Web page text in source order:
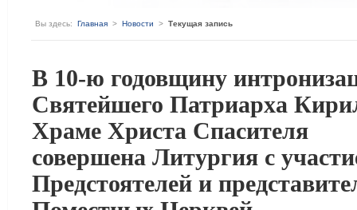
Вы здесь: Главная > Новости > Текущая запись
В 10-ю годовщину
Святейшего Патриарха
Храме Христа Спасителя
совершена Литургия с
Предстоятелей и